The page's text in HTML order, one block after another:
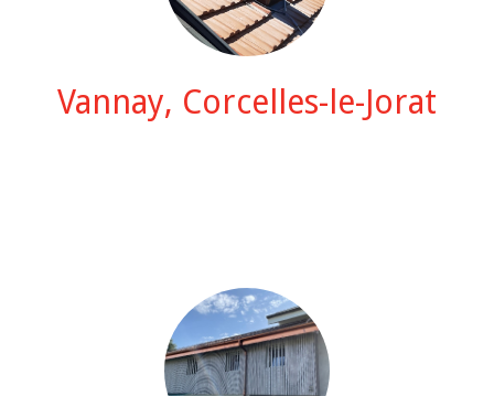
Vannay, Corcelles-le-Jorat